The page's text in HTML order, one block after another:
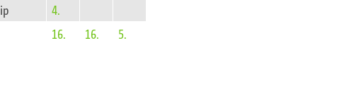
4.
16. 16. 5.